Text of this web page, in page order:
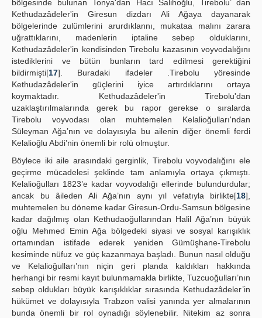
bölgesinde bulunan Tonya'dan Hacı Salihoğlu, Tirebolu’ dan
Kethudazâdeler'in Giresun dizdarı Ali Ağaya dayanarak
bölgelerinde zulümlerini arurdıklannı, mukataa malını zarara
uğrattıklarını, madenlerin iptaline sebep olduklarını,
Kethudazâdeler'in kendisinden Tirebolu kazasının voyvodalığını
istediklerini ve bütün bunların tard edilmesi gerektiğini
bildirmişti[17]. Buradaki ifadeler .Tirebolu yöresinde
Kethudazâdeler'in güçlerini iyice artırdıklarını ortaya
koymaktadır. Kethudazâdeler'in Tirebolu'dan
uzaklaştırılmalarında gerek bu rapor gerekse o sıralarda
Tirebolu voyvodası olan muhtemelen Kelalioğulları'ndan
Süleyman Ağa’nın ve dolayısıyla bu ailenin diğer önemli ferdi
Kelalioğlu Abdi’nin önemli bir rolü olmuştur.
Böylece iki aile arasındaki gerginlik, Tirebolu voyvodalığını ele
geçirme mücadelesi şeklinde tam anlamıyla ortaya çıkmıştı.
Kelalioğulları 1823’e kadar voyvodalığı ellerinde bulundurdular;
ancak bu âileden Ali Ağa’nın aynı yıl vefatıyla birlikte[18],
muhtemelen bu döneme kadar Giresun-Ordu-Samsun bölgesine
kadar dağılmış olan Kethudaoğullarından Halil Ağa’nın büyük
oğlu Mehmed Emin Ağa bölgedeki siyasi ve sosyal karışıklık
ortamından istifade ederek yeniden Gümüşhane-Tirebolu
kesiminde nüfuz ve güç kazanmaya başladı. Bunun nasıl olduğu
ve Kelalioğulları’nın niçin geri planda kaldıkları hakkında
herhangi bir resmi kayıt bulunmamakla birlikte, Tuzcuoğulları’nın
sebep oldukları büyük karışıklıklar sırasında Kethudazâdeler’in
hükümet ve dolayısıyla Trabzon valisi yanında yer almalarının
bunda önemli bir rol oynadığı söylenebilir. Nitekim az sonra